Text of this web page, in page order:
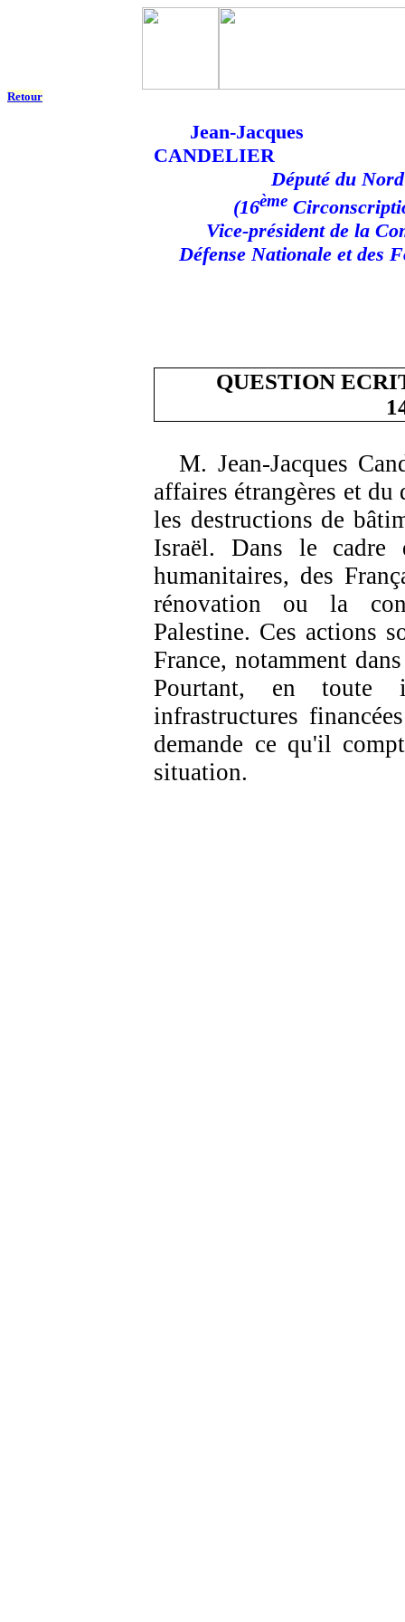
Retour
Jean-Jacques
CANDELIER
Député du Nord
(16ème
Vice-président de la
Défense Nationale et des
QUESTION
M. Jean-Jacques
affaires étrangères et
les destructions de
Israël. Dans le cadre
humanitaires, des
rénovation ou la
Palestine. Ces actions
France, notamment
Pourtant, en toute
infrastructures
demande ce qu'il
situation.